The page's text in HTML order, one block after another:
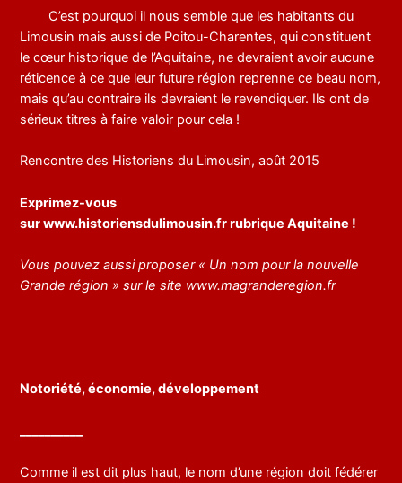
C’est pourquoi il nous semble que les habitants du
Limousin mais aussi de Poitou-Charentes, qui constituent
le cœur historique de l’Aquitaine, ne devraient avoir aucune
réticence à ce que leur future région reprenne ce beau nom,
mais qu’au contraire ils devraient le revendiquer. Ils ont de
sérieux titres à faire valoir pour cela !
Rencontre des Historiens du Limousin, août 2015
Exprimez-vous
surwww.historiensdulimousin.frrubrique Aquitaine !
Vous pouvez aussi proposer « Un nom pour la nouvelle
Grande région » sur le site www.magranderegion.fr
Notoriété, économie, développement
Comme il est dit plus haut, le nom d’une région doit fédérer